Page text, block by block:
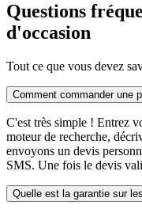
Questions
d'occasion
Tout ce que vous devez
Comment commander une
C'est très simple ! Entrez
moteur de recherche,
envoyons un devis
SMS. Une fois le devis
Quelle est la garantie sur